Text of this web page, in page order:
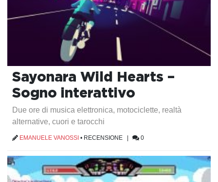
Sayonara Wild Hearts –
Sogno interattivo
Due ore di musica elettronica, motociclette, realtà
alternative, cuori e tarocchi
EMANUELE VANOSSI • RECENSIONE 0